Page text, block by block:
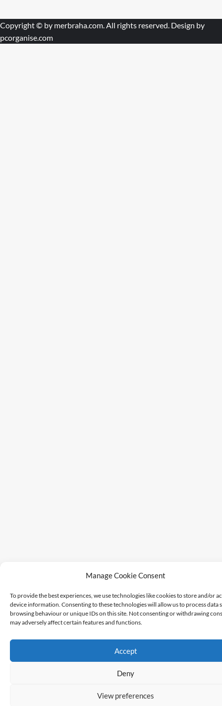
Manage Cookie Consent
To provide the best experiences, we use technologies like cookies to store and/or
device information. Consenting to these technologies will allow us to process data
browsing behaviour or unique IDs on this site. Not consenting or withdrawing
may adversely affect certain features and functions.
Accept
Deny
View preferences
Copyright © by merbraha.com. All rights reserved. Design by
pcorganise.com